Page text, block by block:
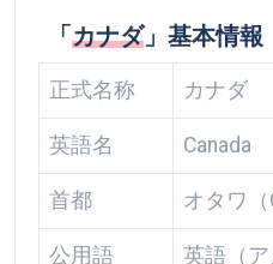
「カナダ」基本情報
正式名称 カナダ
英語名 Canada
首都 オタワ（
公用語
英語（